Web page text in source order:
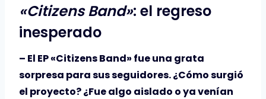
«Citizens Band»: el regreso
inesperado
– El EP «Citizens Band» fue una grata
sorpresa para sus seguidores. ¿Cómo surgió
el proyecto? ¿Fue algo aislado o ya venían